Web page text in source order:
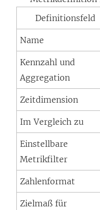
Definitionsfeld
Name
Kennzahl und
Aggregation
Zeitdimension
Im Vergleich zu
Einstellbare
Metrikfilter
Zahlenformat
Zielmaß für